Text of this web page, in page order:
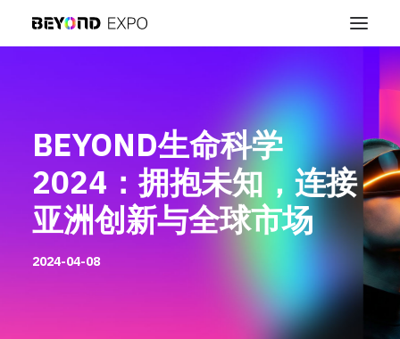
BEYOND生命科学
2024：拥抱未知，连接
亚洲创新与全球市场
2024-04-08